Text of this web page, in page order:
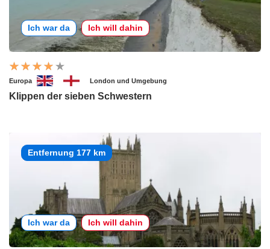
Ich war da Ich will dahin
Europa London und Umgebung
Klippen der sieben Schwestern
Entfernung 177 km
Ich war da Ich will dahin